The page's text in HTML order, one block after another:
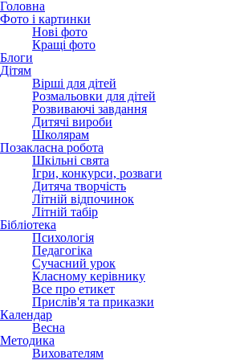
Головна
Фото і картинки
Нові фото
Кращі фото
Блоги
Дітям
Вірші для дітей
Розмальовки для дітей
Розвиваючі завдання
Дитячі вироби
Школярам
Позакласна робота
Шкільні свята
Ігри, конкурси, розваги
Дитяча творчість
Літній відпочинок
Літній табір
Бібліотека
Психологія
Педагогіка
Сучасний урок
Класному керівнику
Все про етикет
Прислів'я та приказки
Календар
Весна
Методика
Вихователям